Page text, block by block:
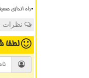
راه اندازی
نظرات
لطفا